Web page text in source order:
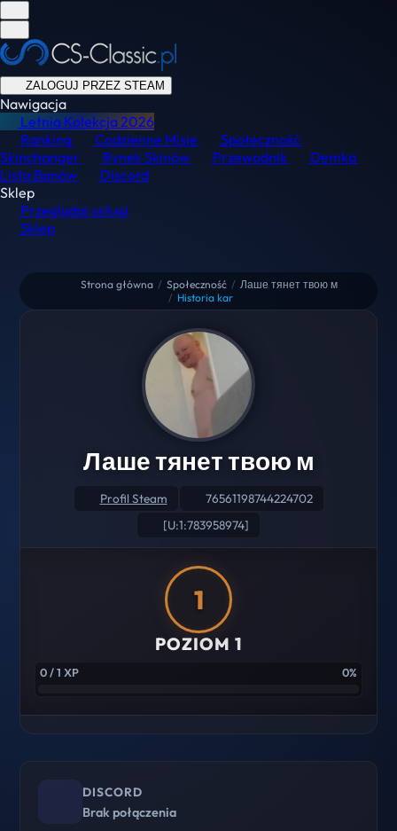
ZALOGUJ PRZEZ STEAM
Nawigacja
Letnia Kolekcja2026
Ranking
Codzienne Misje
Społeczność
Skinchanger
Rynek Skinów Przewodnik
Demka
Lista Banów
Discord
Sklep
Przeglądaj usługi
Sklep
Strona główna / Społeczność / Лаше тянет твою м
/ Historia kar
Лаше тянет твою м
Profil Steam
76561198744224702
[U:1:783958974]
1
POZIOM 1
0 / 1 XP 0%
DISCORD
Brak połączenia